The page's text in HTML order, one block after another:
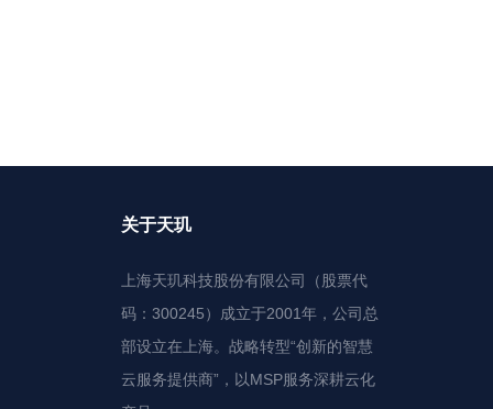
关于天玑
上海天玑科技股份有限公司（股票代
码：300245）成立于2001年，公司总
部设立在上海。战略转型“创新的智慧
云服务提供商”，以MSP服务深耕云化